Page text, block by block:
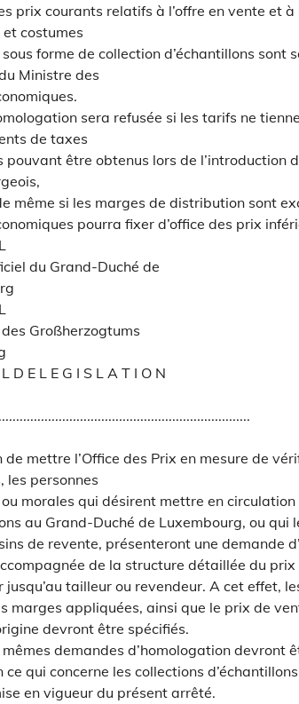
prix courants relatifs à l’offre en vente et
costumes
sous forme de collection d’échantillons sont
Ministre des
sera refusée si les tarifs ne
de taxes
pouvant être obtenus lors de l’introduction
même si les marges de distribution sont
pourra fixer d’office des prix
du Grand-Duché de
Großherzogtums
D E L E G I S L A T I O N
mettre l’Office des Prix en mesure de
les personnes
morales qui désirent mettre en circulation
au Grand-Duché de Luxembourg, ou qui
de revente, présenteront une demande
de la structure détaillée du prix
jusqu’au tailleur ou revendeur. A cet effet,
marges appliquées, ainsi que le prix de
devront être spécifiés.
demandes d’homologation devront
ce qui concerne les collections
en vigueur du présent arrêté.